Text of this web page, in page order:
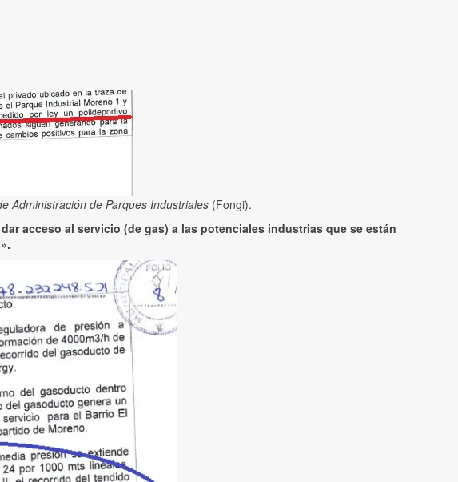
Administración de Parques Industriales (Fongi).
acceso al servicio (de gas) a las potenciales industrias que se están